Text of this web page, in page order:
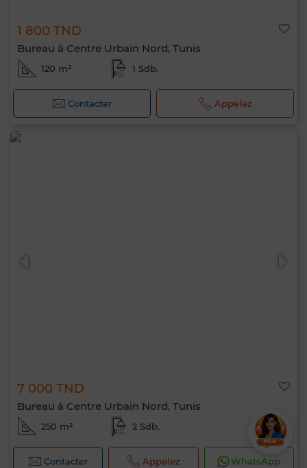
1 800 TND
Bureau à Centre Urbain Nord, Tunis
120 m² 1 Sdb.
Contacter Appelez
7 000 TND
Bureau à Centre Urbain Nord, Tunis
250 m² 2 Sdb.
Contacter Appelez WhatsApp